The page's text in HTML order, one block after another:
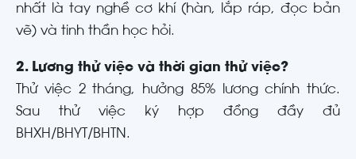
nhất là tay nghề cơ khí (hàn, lắp ráp, đọc bản
vẽ) và tinh thần học hỏi.
2. Lương thử việc và thời gian thử việc?
Thử việc 2 tháng, hưởng 85% lương chính thức.
Sau thử việc ký hợp đồng đầy đủ
BHXH/BHYT/BHTN.